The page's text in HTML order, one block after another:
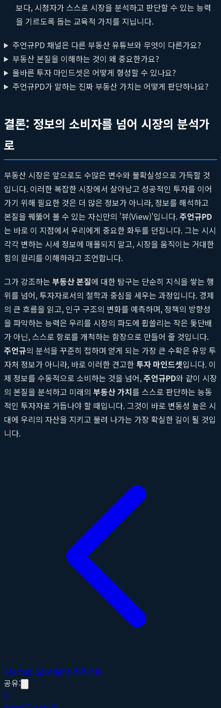
보다, 시청자가 스스로 시장을 분석하고 판단할 수 있는 능력
을 기르도록 돕는 교육적 가치를 지닙니다.
주언규PD 채널은 다른 부동산 유튜브와 무엇이 다른가요?
부동산 본질을 이해하는 것이 왜 중요한가요?
올바른 투자 마인드셋은 어떻게 형성할 수 있나요?
주언규PD가 말하는 진짜 부동산 가치는 어떻게 판단하나요?
결론: 정보의 소비자를 넘어 시장의 분석가
로
부동산 시장은 앞으로도 수많은 변수와 불확실성으로 가득할 것
입니다. 이러한 복잡한 시장에서 살아남고 성공적인 투자를 이어
가기 위해 필요한 것은 더 많은 정보가 아니라, 정보를 해석하고
본질을 꿰뚫어 볼 수 있는 자신만의 '뷰(View)'입니다.주언규PD
는 바로 이 지점에서 우리에게 중요한 화두를 던집니다. 그는 시시
각각 변하는 시세 정보에 매몰되지 말고, 시장을 움직이는 거대한
힘의 원리를 이해하라고 조언합니다.
그가 강조하는 부동산 본질에 대한 탐구는 단순히 지식을 쌓는 행
위를 넘어, 투자자로서의 철학과 중심을 세우는 과정입니다. 경제
의 큰 흐름을 읽고, 인구 구조의 변화를 예측하며, 정책의 방향성
을 파악하는 능력은 우리를 시장의 파도에 휩쓸리는 작은 돛단배
가 아닌, 스스로 항로를 개척하는 함장으로 만들어 줄 것입니다.
주언규의 분석을 꾸준히 접하며 얻게 되는 가장 큰 수확은 유망 투
자처 정보가 아니라, 바로 이러한 견고한 투자 마인드셋입니다. 이
제 정보를 수동적으로 소비하는 것을 넘어,주언규PD와 같이 시장
의 본질을 분석하고 미래의 부동산 가치를 스스로 판단하는 능동
적인 투자자로 거듭나야 할 때입니다. 그것이 바로 변동성 높은 시
대에 우리의 자산을 지키고 불려 나가는 가장 확실한 길이 될 것입
니다.
Startup Spotlight 목록으로
공유:
K